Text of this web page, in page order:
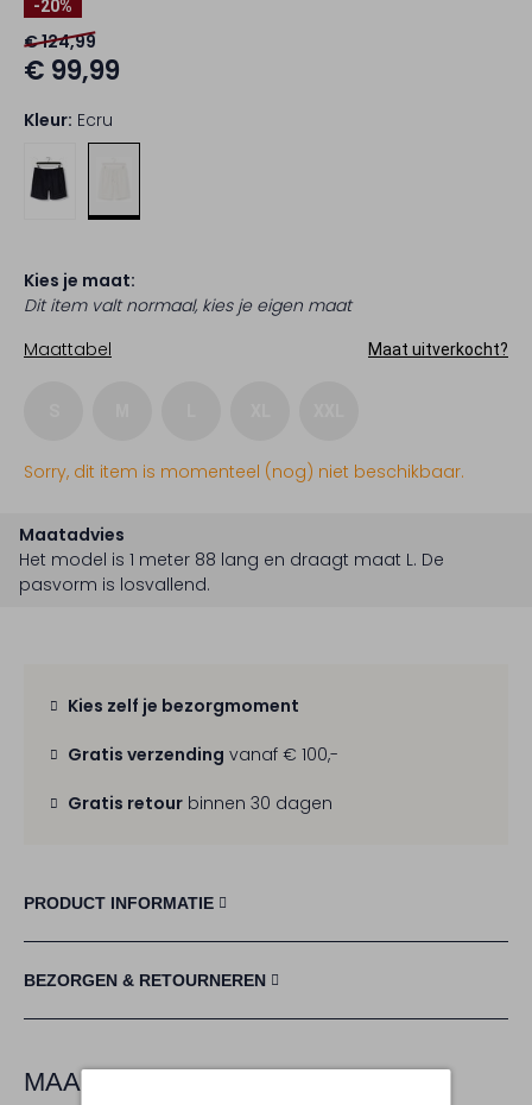
-20%
€ 124,99
€ 99,99
Kleur: Ecru
Kies je maat:
Dit item valt normaal, kies je eigen maat
Maattabel
Maat uitverkocht?
Sorry, dit item is momenteel (nog) niet beschikbaar.
Maatadvies
Het model is 1 meter 88 lang en draagt maat L. De
pasvorm is losvallend.
Kies zelf je bezorgmoment
Gratis verzending vanaf € 100,-
Gratis retour binnen 30 dagen
PRODUCT INFORMATIE
BEZORGEN & RETOURNEREN
MAAK JE LOOK COMPLEET